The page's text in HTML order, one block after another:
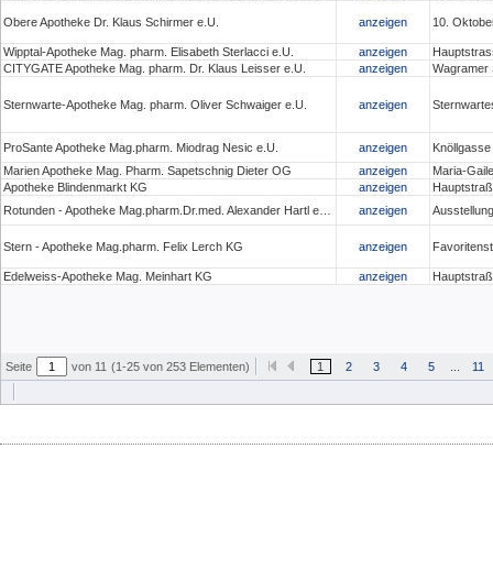
Obere Apotheke Dr. Klaus Schirmer e.U. anzeigen 10.
Wipptal-Apotheke Mag. pharm. Elisabeth Sterlacci e.U. anzeigen
CITYGATE Apotheke Mag. pharm. Dr. Klaus Leisser e.U.
anzeigen Wagramer
Sternwarte-Apotheke Mag. pharm. Oliver Schwaiger e.U. anzeigen
ProSante Apotheke Mag.pharm. Miodrag Nesic e.U. anzeigen
Marien Apotheke Mag. Pharm. Sapetschnig Dieter OG
anzeigen
Maria-
Apotheke Blindenmarkt KG
anzeigen
anzeigen
Stern - Apotheke Mag.pharm. Felix Lerch KG anzeigen
Edelweiss-Apotheke Mag. Meinhart KG anzeigen
Seite von 11 (1-25 von 253 Elementen) 1 2 3 4 5 11